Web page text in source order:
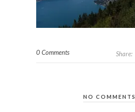
0 Comments Share:
NO COMMENTS